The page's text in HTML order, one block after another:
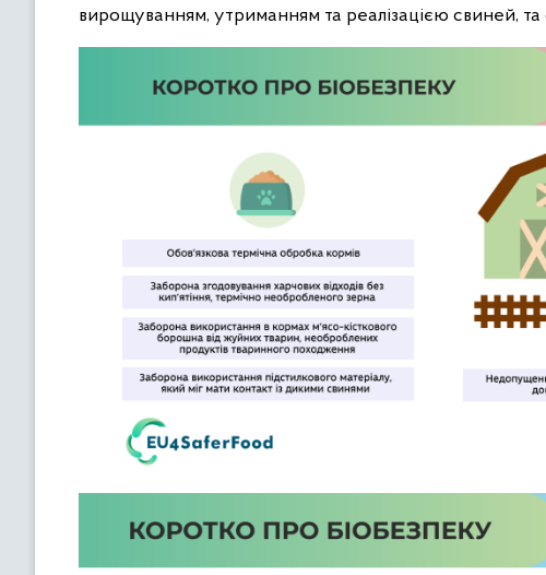
вирощуванням, утриманням та реалізацією свиней,